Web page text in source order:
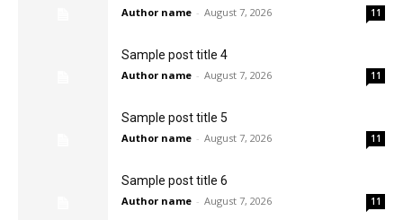
Author name - August 7, 2026 11
Sample post title 4
Author name - August 7, 2026 11
Sample post title 5
Author name - August 7, 2026 11
Sample post title 6
Author name - August 7, 2026 11